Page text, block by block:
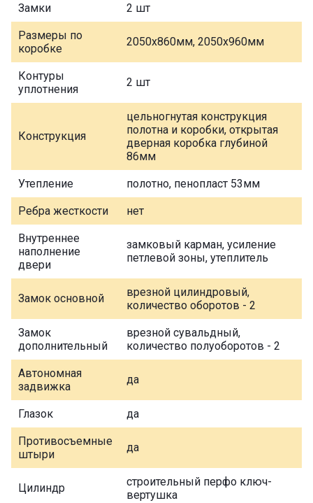
Замки 2 шт
Размеры по
коробке
2050х860мм, 2050х960мм
Контуры
уплотнения
2 шт
Конструкция
цельногнутая конструкция
полотна и коробки, открытая
дверная коробка глубиной
86мм
Утепление полотно, пенопласт 53мм
Ребра жесткости нет
Внутреннее
наполнение
двери
замковый карман, усиление
петлевой зоны, утеплитель
Замок основной
врезной цилиндровый,
количество оборотов - 2
Замок
дополнительный
врезной сувальдный,
количество полуоборотов - 2
Автономная
задвижка
да
Глазок да
Противосъемные
штыри
да
Цилиндр
строительный перфо ключ-
вертушка